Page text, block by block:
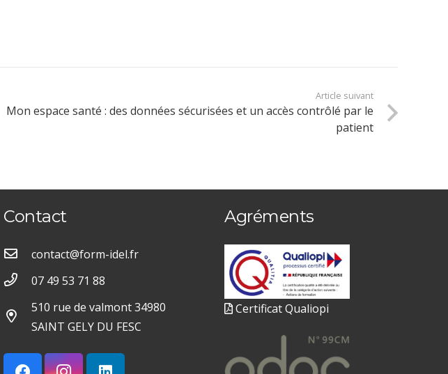
Article suivant
Mon espace santé : des données sécurisées et un accès contrôlé par le
patient
Contact
contact@form-idel.fr
07 49 53 71 88
510 rue de valmont 34980
SAINT GELY DU FESC
Agréments
Certificat Qualiopi